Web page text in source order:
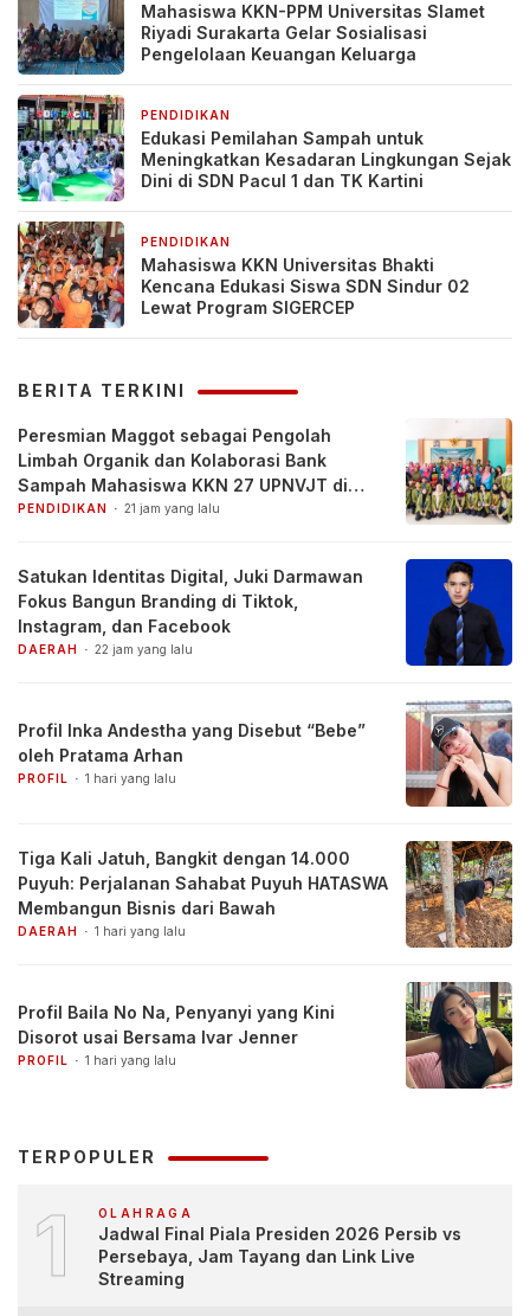
Mahasiswa KKN-PPM Universitas Slamet
Riyadi Surakarta Gelar Sosialisasi
Pengelolaan Keuangan Keluarga
PENDIDIKAN
Edukasi Pemilahan Sampah untuk
Meningkatkan Kesadaran Lingkungan Sejak
Dini di SDN Pacul 1 dan TK Kartini
PENDIDIKAN
Mahasiswa KKN Universitas Bhakti
Kencana Edukasi Siswa SDN Sindur 02
Lewat Program SIGERCEP
BERITA TERKINI
Peresmian Maggot sebagai Pengolah
Limbah Organik dan Kolaborasi Bank
Sampah Mahasiswa KKN 27 UPNVJT di
Desa Pacul, Bojonegoro
PENDIDIKAN 21 jam yang lalu
Satukan Identitas Digital, Juki Darmawan
Fokus Bangun Branding di Tiktok,
Instagram, dan Facebook
DAERAH 22 jam yang lalu
Profil Inka Andestha yang Disebut “Bebe”
oleh Pratama Arhan
PROFIL 1 hari yang lalu
Tiga Kali Jatuh, Bangkit dengan 14.000
Puyuh: Perjalanan Sahabat Puyuh HATASWA
Membangun Bisnis dari Bawah
DAERAH 1 hari yang lalu
Profil Baila No Na, Penyanyi yang Kini
Disorot usai Bersama Ivar Jenner
PROFIL 1 hari yang lalu
TERPOPULER
1 OLAHRAGA
Jadwal Final Piala Presiden 2026 Persib vs
Persebaya, Jam Tayang dan Link Live
Streaming